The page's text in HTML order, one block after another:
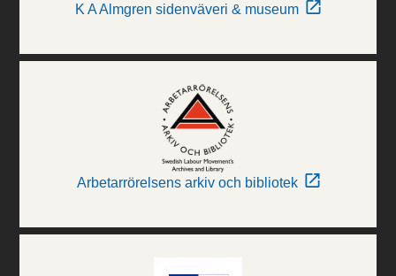
K A Almgren sidenväveri & museum
Arbetarrörelsens arkiv och bibliotek